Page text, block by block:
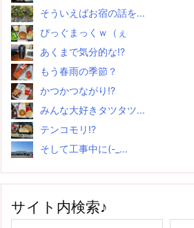
そういえばお宿の話を...
ぴっぐまっくｗ（ぇ
あくまで気分的な!?
もう春雨の季節？
かつかつながり!?
みんな大好きタツタツ...
テンコモリ!?
そして工事中に(-_...
サイト内検索♪